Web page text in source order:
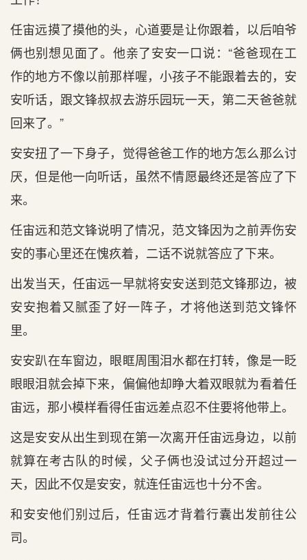
任宙远摸了摸他的头，心道要是让你跟着，以后咱爷
俩也别想见面了。他亲了安安一口说：“爸爸现在工
作的地方不像以前那样喔，小孩子不能跟着去的，安
安听话，跟文锋叔叔去游乐园玩一天，第二天爸爸就
回来了。”
安安扭了一下身子，觉得爸爸工作的地方怎么那么讨
厌，但是他一向听话，虽然不情愿最终还是答应了下
来。
任宙远和范文锋说明了情况，范文锋因为之前弄伤安
安的事心里还在愧疚着，二话不说就答应了下来。
出发当天，任宙远一早就将安安送到范文锋那边，被
安安抱着又腻歪了好一阵子，才将他送到范文锋怀
里。
安安趴在车窗边，眼眶周围泪水都在打转，像是一眨
眼眼泪就会掉下来，偏偏他却睁大着双眼就为看着任
宙远，那小模样看得任宙远差点忍不住要将他带上。
这是安安从出生到现在第一次离开任宙远身边，以前
就算在考古队的时候，父子俩也没试过分开超过一
天，因此不仅是安安，就连任宙远也十分不舍。
和安安他们别过后，任宙远才背着行囊出发前往公
司。